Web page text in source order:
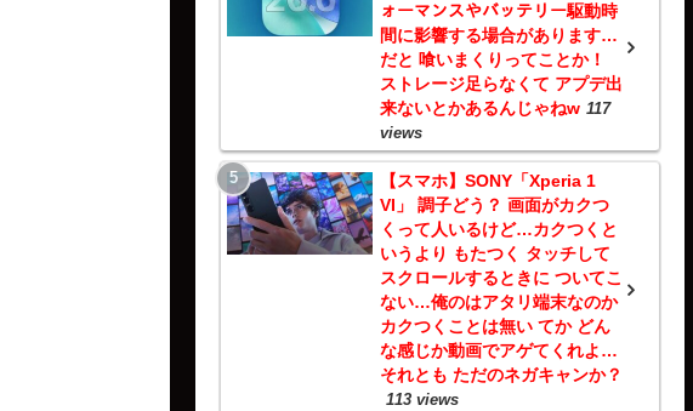
ォーマンスやバッテリー駆動時
間に影響する場合があります…
だと 喰いまくりってことか！
ストレージ足らなくて アプデ出
来ないとかあるんじゃねw 117
views
【スマホ】SONY「Xperia 1
VI」 調子どう？ 画面がカクつ
くって人いるけど…カクつくと
いうより もたつく タッチして
スクロールするときに ついてこ
ない…俺のはアタリ端末なのか
カクつくことは無い てか どん
な感じか動画でアゲてくれよ…
それとも ただのネガキャンか？
113 views